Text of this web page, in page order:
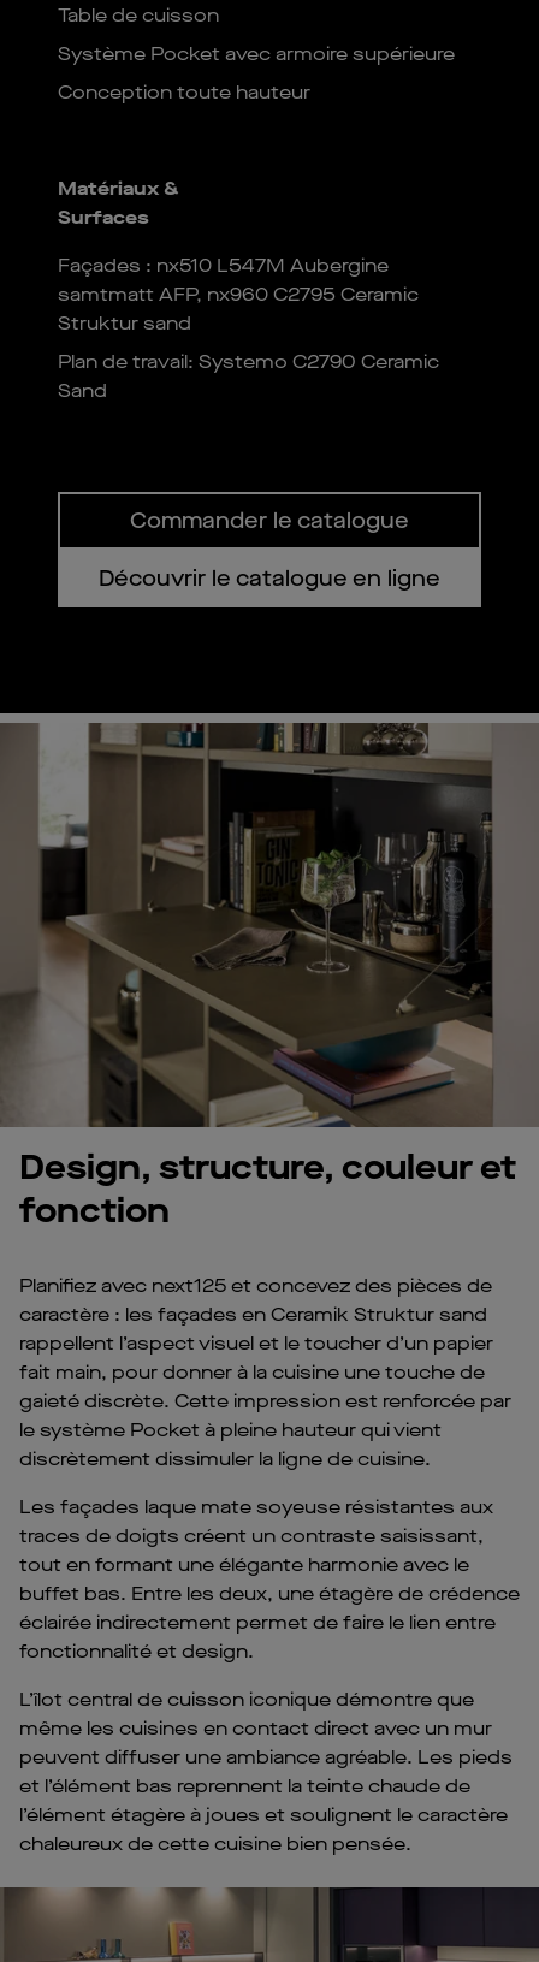
Table de cuisson
Système Pocket avec armoire supérieure
Conception toute hauteur
Matériaux &
Surfaces
Façades : nx510 L547M Aubergine
samtmatt AFP, nx960 C2795 Ceramic
Struktur sand
Plan de travail: Systemo C2790 Ceramic
Sand
Commander le catalogue
Découvrir le catalogue en ligne
Design, structure, couleur et
fonction
Planifiez avec next125 et concevez des pièces de
caractère : les façades en Ceramik Struktur sand
rappellent l’aspect visuel et le toucher d’un papier
fait main, pour donner à la cuisine une touche de
gaieté discrète. Cette impression est renforcée par
le système Pocket à pleine hauteur qui vient
discrètement dissimuler la ligne de cuisine.
Les façades laque mate soyeuse résistantes aux
traces de doigts créent un contraste saisissant,
tout en formant une élégante harmonie avec le
buffet bas. Entre les deux, une étagère de crédence
éclairée indirectement permet de faire le lien entre
fonctionnalité et design.
L’îlot central de cuisson iconique démontre que
même les cuisines en contact direct avec un mur
peuvent diffuser une ambiance agréable. Les pieds
et l’élément bas reprennent la teinte chaude de
l’élément étagère à joues et soulignent le caractère
chaleureux de cette cuisine bien pensée.